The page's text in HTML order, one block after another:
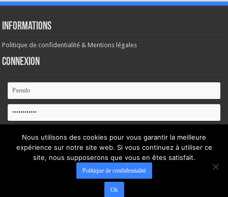
Informations
Politique de confidentialité & Mentions légales
Connexion
Se souvenir de moi
Mot de passe oublié ?
Nous utilisons des cookies pour vous garantir la meilleure
expérience sur notre site web. Si vous continuez à utiliser ce
site, nous supposerons que vous en êtes satisfait.
Politique de confidentialité
Ok